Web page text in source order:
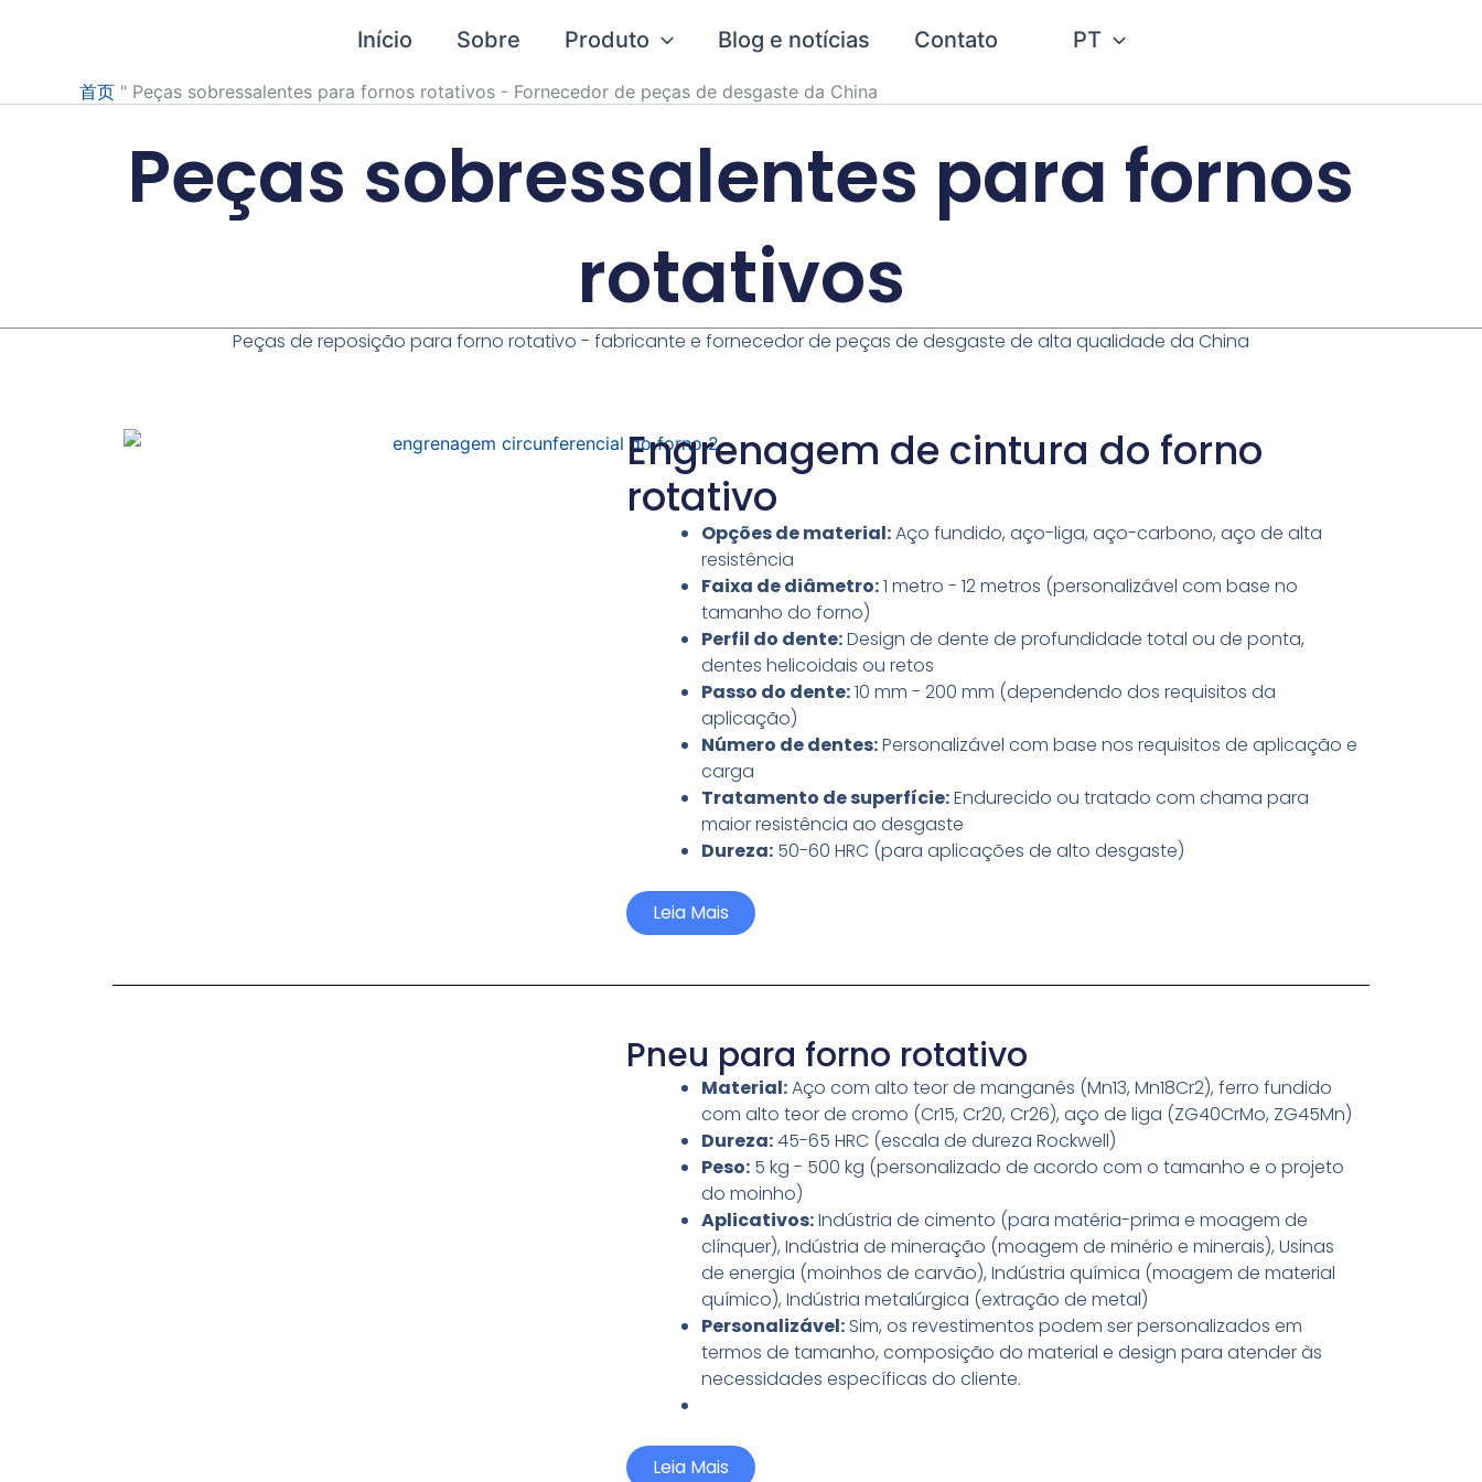
conteúdo
Início Sobre Produto Blog e notícias Contato PT
首页 " Peças sobressalentes para fornos rotativos - Fornecedor de peças de desgaste da China
Peças sobressalentes para fornos
rotativos
Peças de reposição para forno rotativo - fabricante e fornecedor de peças de desgaste de alta qualidade da China
Engrenagem de cintura do forno
rotativo
Opções de material:Aço fundido, aço-liga, aço-carbono, aço de alta
resistência
Faixa de diâmetro:1 metro - 12 metros (personalizável com base no
tamanho do forno)
Perfil do dente:Design de dente de profundidade total ou de ponta,
dentes helicoidais ou retos
Passo do dente:10 mm - 200 mm (dependendo dos requisitos da
aplicação)
Número de dentes:Personalizável com base nos requisitos de aplicação e
carga
Tratamento de superfície:Endurecido ou tratado com chama para
maior resistência ao desgaste
Dureza: 50-60 HRC (para aplicações de alto desgaste)
Leia Mais
Pneu para forno rotativo
Material:Aço com alto teor de manganês (Mn13, Mn18Cr2), ferro fundido
com alto teor de cromo (Cr15, Cr20, Cr26), aço de liga (ZG40CrMo, ZG45Mn)
Dureza:45-65 HRC (escala de dureza Rockwell)
Peso: 5 kg - 500 kg (personalizado de acordo com o tamanho e o projeto
do moinho)
Aplicativos:Indústria de cimento (para matéria-prima e moagem de
clínquer), Indústria de mineração (moagem de minério e minerais), Usinas
de energia (moinhos de carvão), Indústria química (moagem de material
químico), Indústria metalúrgica (extração de metal)
Personalizável: Sim, os revestimentos podem ser personalizados em
termos de tamanho, composição do material e design para atender às
necessidades específicas do cliente.
Leia Mais